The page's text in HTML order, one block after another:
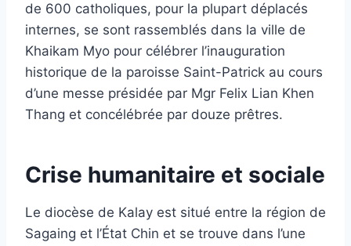
de 600 catholiques, pour la plupart déplacés
internes, se sont rassemblés dans la ville de
Khaikam Myo pour célébrer l’inauguration
historique de la paroisse Saint-Patrick au cours
d’une messe présidée par Mgr Felix Lian Khen
Thang et concélébrée par douze prêtres.
Crise humanitaire et sociale
Le diocèse de Kalay est situé entre la région de
Sagaing et l’État Chin et se trouve dans l’une